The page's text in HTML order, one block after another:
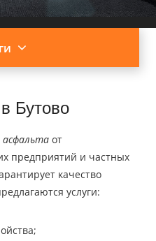
Бутово
от
предприятий и частных
качество
услуги: